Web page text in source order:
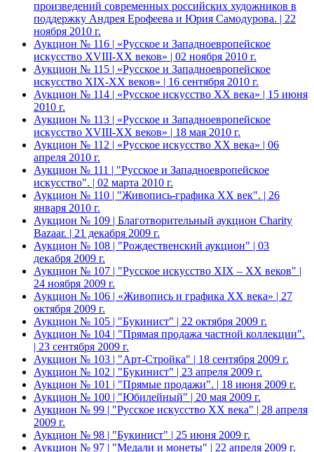
произведений современных российских художников в
поддержку Андрея Ерофеева и Юрия Самодурова. | 22
ноября 2010 г.
Аукцион № 116 | «Русское и Западноевропейское
искусство XVIII-ХХ веков» | 02 ноября 2010 г.
Аукцион № 115 | «Русское и Западноевропейское
искусство XIX-ХХ веков» | 16 сентября 2010 г.
Аукцион № 114 | «Русское искусство ХХ века» | 15 июня
2010 г.
Аукцион № 113 | «Русское и Западноевропейское
искусство XVIII-ХХ веков» | 18 мая 2010 г.
Аукцион № 112 | «Русское искусство ХХ века» | 06
апреля 2010 г.
Аукцион № 111 | "Русское и Западноевропейское
искусство". | 02 марта 2010 г.
Аукцион № 110 | "Живопись-графика ХХ век". | 26
января 2010 г.
Аукцион № 109 | Благотворительный аукцион Charity
Bazaar. | 21 декабря 2009 г.
Аукцион № 108 | "Рождественский аукцион" | 03
декабря 2009 г.
Аукцион № 107 | "Русское искусство XIX – ХХ веков" |
24 ноября 2009 г.
Аукцион № 106 | «Живопись и графика ХХ века» | 27
октября 2009 г.
Аукцион № 105 | "Букинист" | 22 октября 2009 г.
Аукцион № 104 | "Прямая продажа частной коллекции".
| 23 сентября 2009 г.
Аукцион № 103 | "Арт-Стройка" | 18 сентября 2009 г.
Аукцион № 102 | "Букинист" | 23 апреля 2009 г.
Аукцион № 101 | "Прямые продажи". | 18 июня 2009 г.
Аукцион № 100 | "Юбилейный" | 20 мая 2009 г.
Аукцион № 99 | "Русское искусство XX века" | 28 апреля
2009 г.
Аукцион № 98 | "Букинист" | 25 июня 2009 г.
Аукцион № 97 | "Медали и монеты" | 22 апреля 2009 г.